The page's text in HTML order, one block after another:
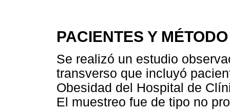
PACIENTES Y MÉTODO
Se realizó un estudio
transverso que incluyó
Obesidad del Hospital de
El muestreo fue de tipo no